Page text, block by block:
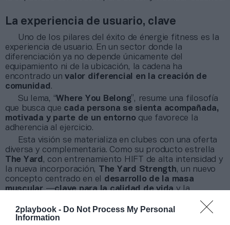
2playbook - Do Not Process My Personal
Information
La experiencia de usuario, clave
Uno de los pilares del éxito de énergie fitness es la
experiencia de usuario. En un sector donde la
diferenciación ya no depende únicamente del
equipamiento ni de la ubicación, la cadena ha
encontrado unvalor diferencial en la creación de
comunidad .
Su lema, “Where You Belong”, resume una filosofía
que busca que cada persona se sienta acompañada,
motivada y parte de un entorno que favorece la
adherencia al ejercicio.
Esta visión se materializa en clubes con una oferta
diversa y complementaria. Como su producto estrella
The Yard , con entrenamiento HIFT de alta intensidad y
la nueva incorporación,
The Yard Strength, un nuevo
concepto centrado en el desarrollo de la masa
muscular—clave para la calidad de viday la
se inician como para perfiles avanzados—.ç
A ello se suman